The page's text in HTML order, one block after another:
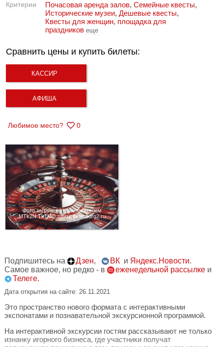
Критерии Почасовая аренда залов, Семейные квесты,
Исторические музеи, Дешевые квесты,
Квесты для женщин, площадка для
праздников еще
Сравнить цены и купить билеты:
КАССИР
АФИША
Любимое место? 0
Фото загружено пользователем
MTk2N Tk1MQ сайта peterburg2.ru
Подпишитесь на Дзен, ВК и Яндекс.Новости.
Самое важное, но редко - в
еженедельной рассылке и
Телеге.
Дата открытия на сайте: 26.11.2021
Это пространство нового формата с интерактивными
экспонатами и познавательной экскурсионной программой.
На интерактивной экскурсии гостям рассказывают не только
изнанку игорного бизнеса, где участники получат